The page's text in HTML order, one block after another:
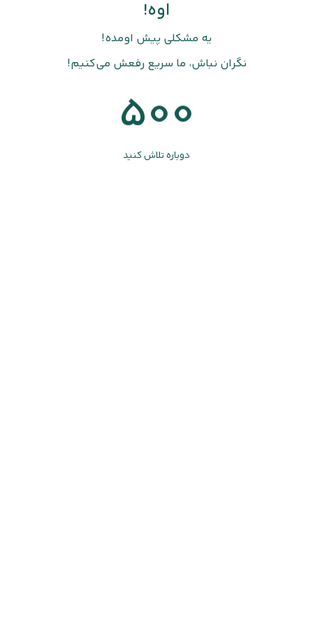
اوه!
یه مشکلی پیش اومده!
نگران نباش، ما سریع رفعش می‌کنیم!
500
دوباره تلاش کنید